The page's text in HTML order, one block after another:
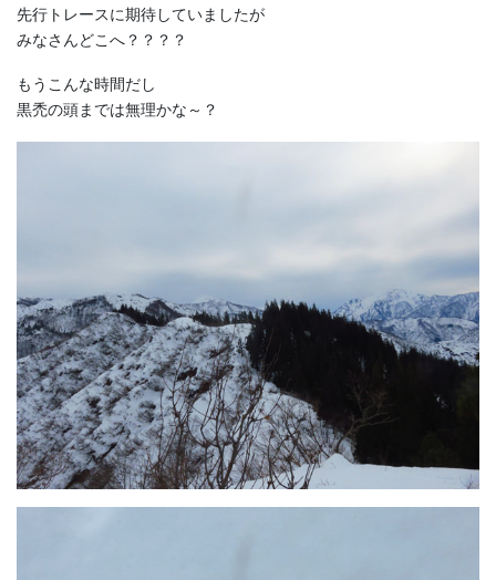
先行トレースに期待していましたが
みなさんどこへ？？？？
もうこんな時間だし
黒禿の頭までは無理かな～？